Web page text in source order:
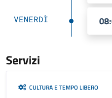
VENERDÌ
Servizi
CULTURA E TEMPO LIBERO